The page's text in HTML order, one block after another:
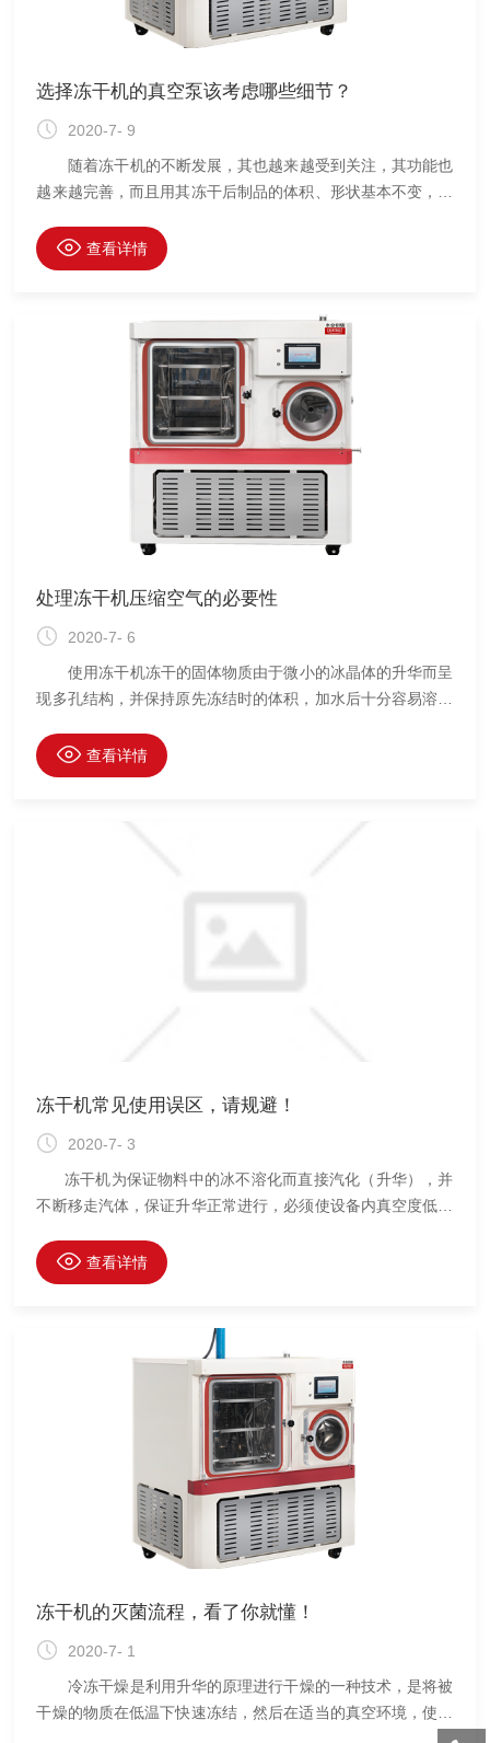
选择冻干机的真空泵该考虑哪些细节？
2020-7- 9
随着冻干机的不断发展，其也越来越受到关注，其功能也
越来越完善，而且用其冻干后制品的体积、形状基本不变，物
品，满足日常所需，质量产品保证。 真空冷冻干燥就是把
含有大量水份的物质，预先进行降温冻结成固体，然后在一定
在冻结时的冰架中，因此它干燥后体积不变、疏松多孔，冰在
升华时要吸收热量，引起制品本身温度下降而减慢升华速度，
为了增加升华速度，
查看详情
处理冻干机压缩空气的必要性
2020-7- 6
使用冻干机冻干的固体物质由于微小的冰晶体的升华而呈
现多孔结构，并保持原先冻结时的体积，加水后十分容易溶解
对于那些不耐热的物质，诸如酶、激素、核酸、血液和免疫制
品等的干燥尤为适宜。干燥的结果能排出95-99%以上的水
不稳定性，冻干已被实践证明是一种非常有效的手段。随着生
查看详情
冻干机常见使用误区，请规避！
2020-7- 3
冻干机为保证物料中的冰不溶化而直接汽化（升华），并
不断移走汽体，保证升华正常进行，必须使设备内真空度低于
捕捉水汽，降低真空泵的负荷，设计合理的冷阱基本不会导致
真空泵失效，能耗也低，不过对制冷系统、冷阱的设计要求较
使用时请规避： 1.禁止没有正确安装就操作设备。 2.
禁止没有安装控制显示组建就操作设备。 3.禁止非专业人
查看详情
冻干机的灭菌流程，看了你就懂！
2020-7- 1
冷冻干燥是利用升华的原理进行干燥的一种技术，是将被
干燥的物质在低温下快速冻结，然后在适当的真空环境，使冻
结的水分子直接升华成为水蒸气逸出的过程。 冷冻干燥得到